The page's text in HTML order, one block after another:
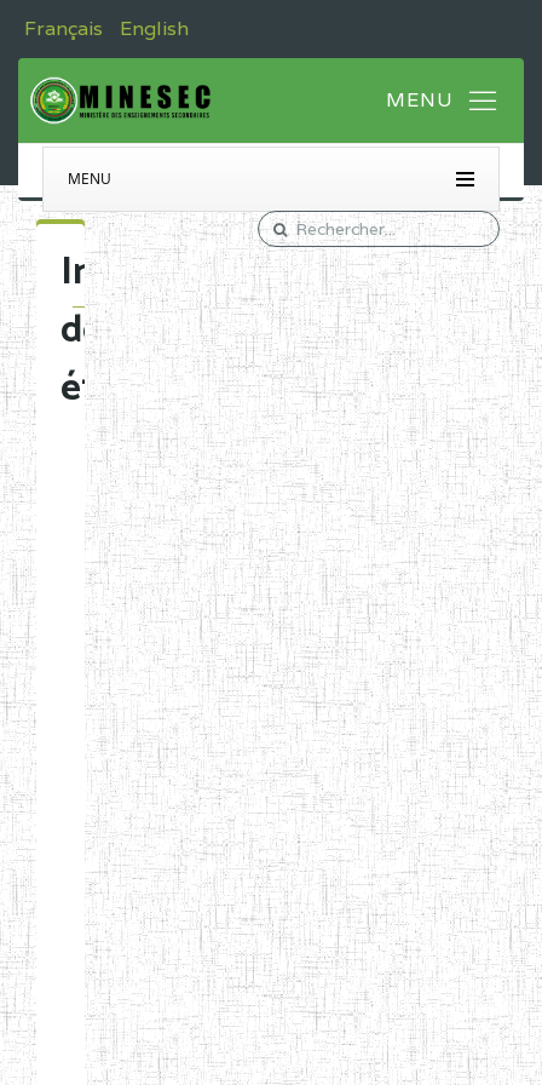
Français English
MENU
Immatriculation
des
établissements
Etablissements
d'enseignement
normal
ENI
Chercher:
Effacer les filtres
Denomination
Type